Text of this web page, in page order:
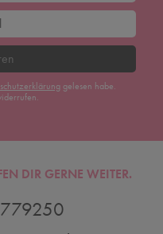
gelesen habe.
DIR GERNE WEITER.